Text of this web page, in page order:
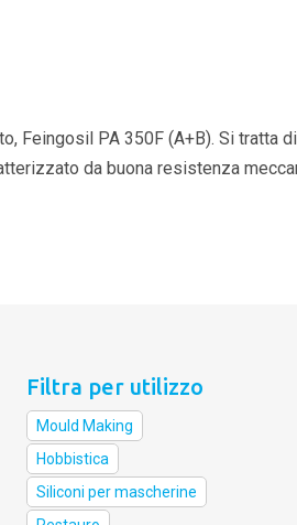
Feingosil PA 350F (A+B). Si tratta
da buona resistenza
Filtra per utilizzo
Mould Making
Hobbistica
Siliconi per mascherine